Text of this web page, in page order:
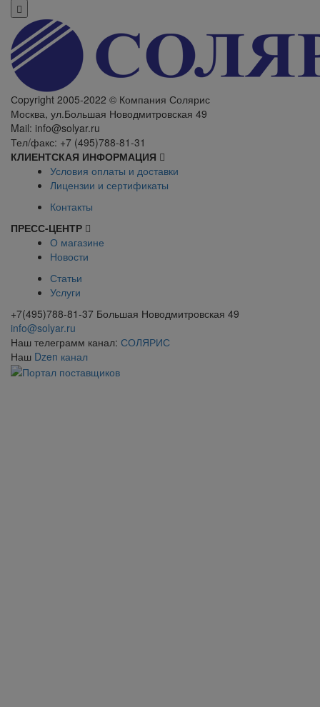
Сopyright 2005-2022 © Компания Солярис
Москва, ул.Большая Новодмитровская 49
Mail: info@solyar.ru
Тел/факс: +7 (495)788-81-31
КЛИЕНТСКАЯ ИНФОРМАЦИЯ
Условия оплаты и доставки
Лицензии и сертификаты
Контакты
ПРЕСС-ЦЕНТР
О магазине
Новости
Статьи
Услуги
+7(495)788-81-37 Большая Новодмитровская 49
info@solyar.ru
Наш телеграмм канал: СОЛЯРИС
Наш Dzen канал